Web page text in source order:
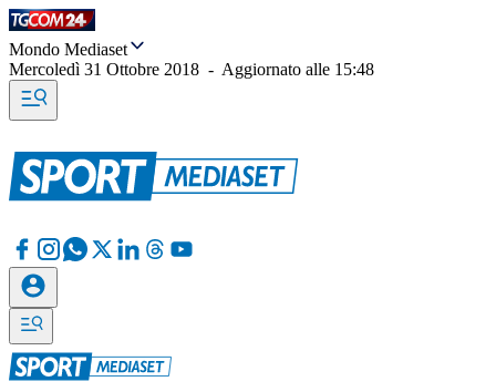
Mondo Mediaset
Mercoledì 31 Ottobre 2018 - Aggiornato alle 15:48